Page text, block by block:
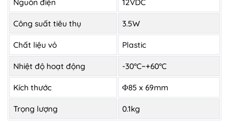
Nguồn điện 12VDC
Công suất tiêu thụ 3.5W
Chất liệu vỏ Plastic
Nhiệt độ hoạt động -30°C~+60°C
Kích thước Φ85 x 69mm
Trọng lượng 0.1kg